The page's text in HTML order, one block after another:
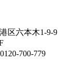
区六本木1-9-9
700-779